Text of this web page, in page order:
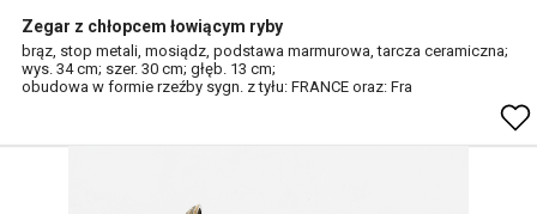
Zegar z chłopcem łowiącym ryby
brąz, stop metali, mosiądz, podstawa marmurowa, tarcza ceramiczna;
wys. 34 cm; szer. 30 cm; głęb. 13 cm;
obudowa w formie rzeźby sygn. z tyłu: FRANCE oraz: Fra